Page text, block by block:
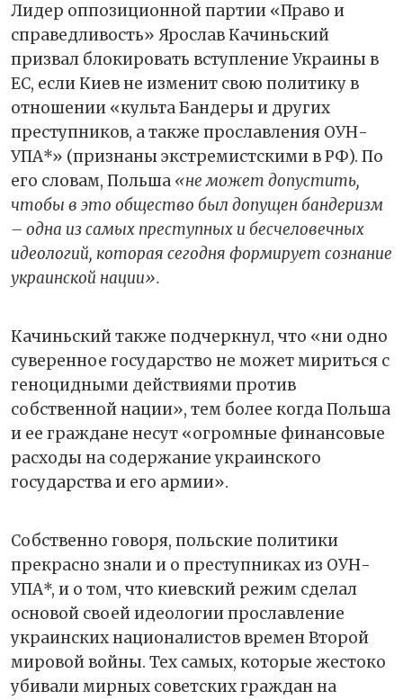
Лидер оппозиционной партии «Право и
справедливость» Ярослав Качиньский
призвал блокировать вступление Украины в
ЕС, если Киев не изменит свою политику в
отношении «культа Бандеры и других
преступников, а также прославления ОУН-
УПА*» (признаны экстремистскими в РФ). По
его словам, Польша «не может допустить,
чтобы в это общество был допущен бандеризм
– одна из самых преступных и бесчеловечных
идеологий, которая сегодня формирует сознание
украинской нации».
Качиньский также подчеркнул, что «ни одно
суверенное государство не может мириться с
геноцидными действиями против
собственной нации», тем более когда Польша
и ее граждане несут «огромные финансовые
расходы на содержание украинского
государства и его армии».
Собственно говоря, польские политики
прекрасно знали и о преступниках из ОУН-
УПА*, и о том, что киевский режим сделал
основой своей идеологии прославление
украинских националистов времен Второй
мировой войны. Тех самых, которые жестоко
убивали мирных советских граждан на